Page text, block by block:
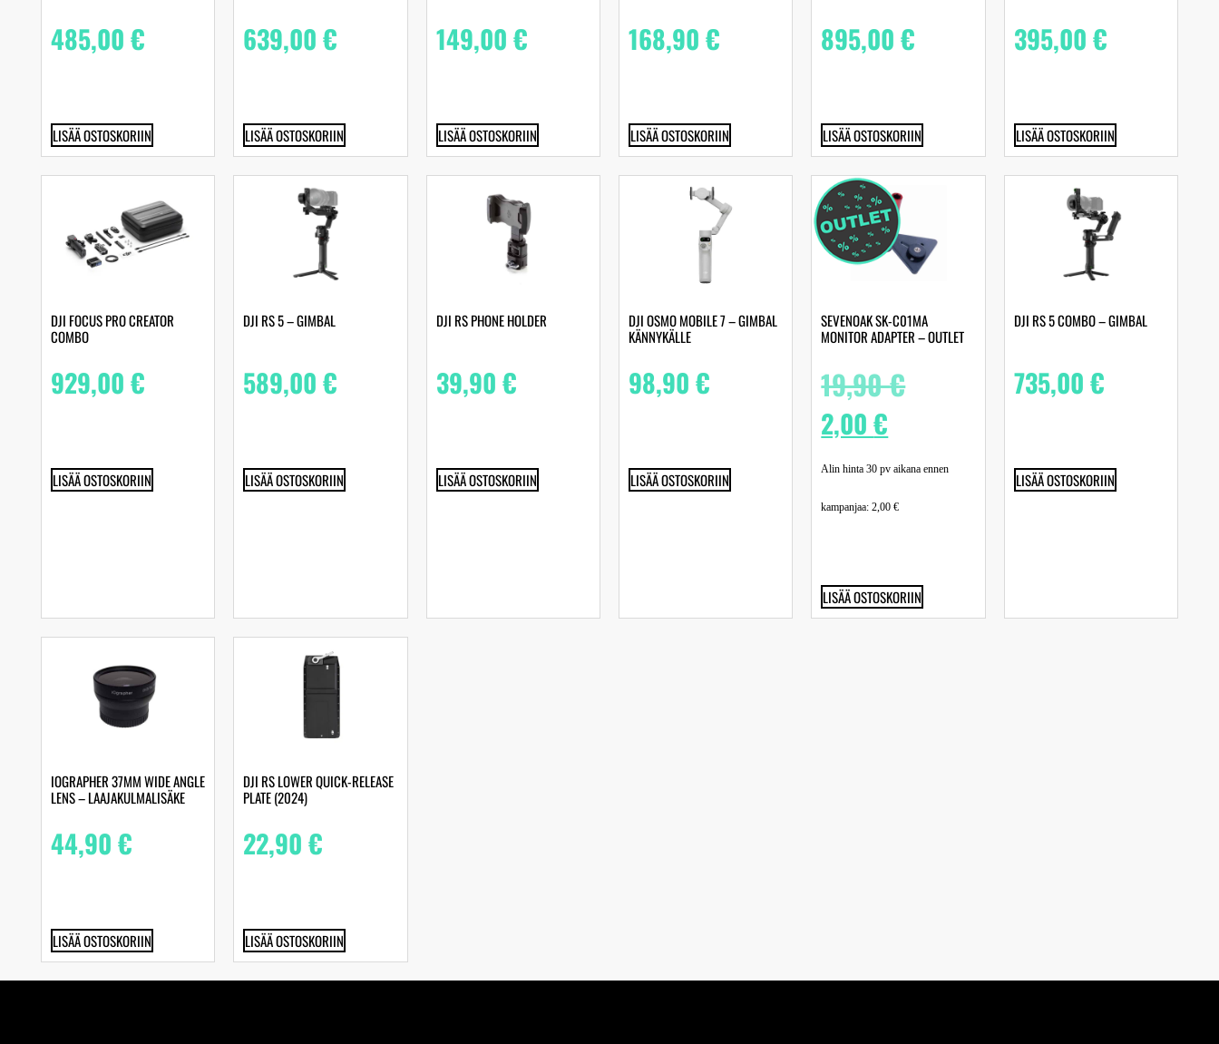
485,00€
LISÄÄ OSTOSKORIIN
639,00€
LISÄÄ OSTOSKORIIN
149,00€
LISÄÄ OSTOSKORIIN
168,90€
LISÄÄ OSTOSKORIIN
895,00€
LISÄÄ OSTOSKORIIN
395,00€
LISÄÄ OSTOSKORIIN
DJI FOCUS PRO CREATOR
COMBO‌
929,00€
LISÄÄ OSTOSKORIIN
DJI RS 5 – GIMBAL
589,00€
LISÄÄ OSTOSKORIIN
DJI RS PHONE HOLDER
39,90€
LISÄÄ OSTOSKORIIN
DJI OSMO MOBILE 7 – GIMBAL
KÄNNYKÄLLE
98,90€
LISÄÄ OSTOSKORIIN
SEVENOAK SK-C01MA
MONITOR ADAPTER – OUTLET
19,90€
2,00€
Alin hinta 30 pv aikana ennen
kampanjaa:2,00€
LISÄÄ OSTOSKORIIN
DJI RS 5 COMBO – GIMBAL
735,00€
LISÄÄ OSTOSKORIIN
IOGRAPHER 37MM WIDE ANGLE
LENS – LAAJAKULMALISÄKE
44,90€
LISÄÄ OSTOSKORIIN
DJI RS LOWER QUICK-RELEASE
PLATE (2024)
22,90€
LISÄÄ OSTOSKORIIN